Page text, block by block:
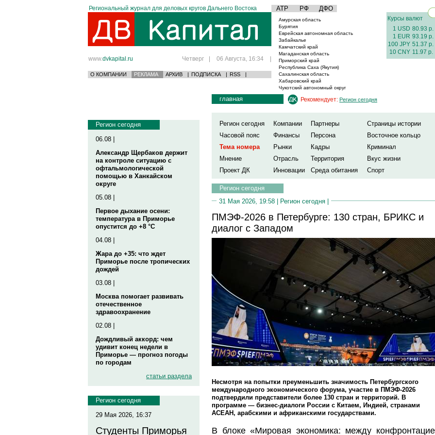
Региональный журнал для деловых кругов Дальнего Востока АТР РФ ДФО
www.dvkapital.ru Четверг | 06 Августа, 16:34 |
О КОМПАНИИ РЕКЛАМА АРХИВ | ПОДПИСКА | RSS |
Амурская область
Бурятия
Еврейская автономная область
Забайкалье
Камчатский край
Магаданская область
Приморский край
Республика Саха (Якутия)
Сахалинская область
Хабаровский край
Чукотский автономный округ
Курсы валют
1 USD 80.93 р.
1 EUR 93.19 р.
100 JPY 51.37 р.
10 CNY 11.97 р.
Регион сегодня
06.08 |
Александр Щербаков держит
на контроле ситуацию с
офтальмологической
помощью в Ханкайском
округе
05.08 |
Первое дыхание осени:
температура в Приморье
опустится до +8 °C
04.08 |
Жара до +35: что ждет
Приморье после тропических
дождей
03.08 |
Москва помогает развивать
отечественное
здравоохранение
02.08 |
Дождливый аккорд: чем
удивит конец недели в
Приморье — прогноз погоды
по городам
статьи раздела
Регион сегодня
29 Мая 2026, 16:37
Студенты Приморья
главная Рекомендует: Регион сегодня
Регион сегодня Компании Партнеры
Страницы истории
Часовой пояс
Финансы Персона
Восточное кольцо
Тема номера
Рынки Кадры
Криминал
Мнение
Отрасль Территория
Вкус жизни
Проект ДК
Инновации Среда обитания Спорт
Регион сегодня
31 Мая 2026, 19:58 | Регион сегодня |
ПМЭФ-2026 в Петербурге: 130 стран, БРИКС и
диалог с Западом
Несмотря на попытки преуменьшить значимость Петербургского
международного экономического форума, участие в ПМЭФ-2026
подтвердили представители более 130 стран и территорий. В
программе — бизнес-диалоги России с Китаем, Индией, странами
АСЕАН, арабскими и африканскими государствами.
В блоке «Мировая экономика: между